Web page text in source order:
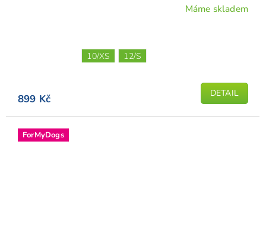
Máme skladem
899 Kč DETAIL
10/XS 12/S
ForMyDogs